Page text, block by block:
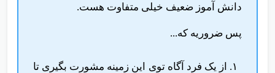
دانش آموز ضعیف خیلی متفاوت هست.
پس ضروریه که...
از یک فرد آگاه توی این زمینه مشورت بگیری تا